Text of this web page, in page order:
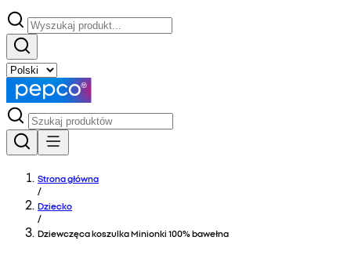
Strona główna
/
Dziecko
/
Dziewczęca koszulka Minionki 100% bawełna